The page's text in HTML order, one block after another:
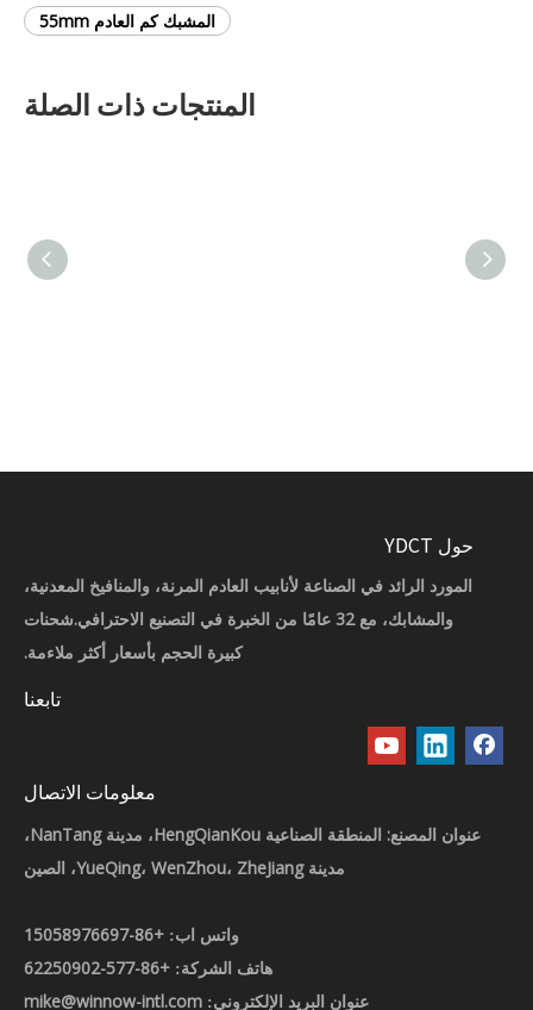
المشبك كم العادم 55mm
المنتجات ذات الصلة
حول YDCT
المورد الرائد في الصناعة لأنابيب العادم المرنة، والمنافيخ المعدنية،
والمشابك، مع 32 عامًا من الخبرة في التصنيع الاحترافي.شحنات
كبيرة الحجم بأسعار أكثر ملاءمة.
تابعنا
معلومات الاتصال
عنوان المصنع: المنطقة الصناعية HengQianKou، مدينة NanTang،
مدينة YueQing، WenZhou، ZheJiang، الصين
واتس اب: +86-15058976697
هاتف الشركة: +86-577-62250902
عنوان البريد الإلكتروني: mike@winnow-intl.com